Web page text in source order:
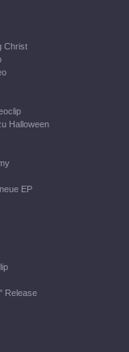
Christ
Halloween
EP
Release